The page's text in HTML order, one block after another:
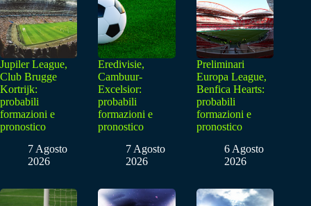
Jupiler League,
Club Brugge
Kortrijk:
probabili
formazioni e
pronostico
7 Agosto
2026
Eredivisie,
Cambuur-
Excelsior:
probabili
formazioni e
pronostico
7 Agosto
2026
Preliminari
Europa League,
Benfica Hearts:
probabili
formazioni e
pronostico
6 Agosto
2026